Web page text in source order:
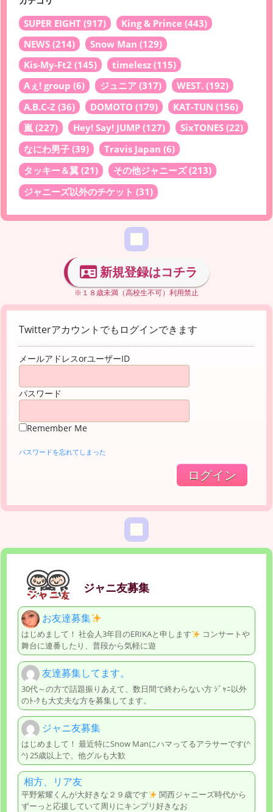
SUPER EIGHT (917) King & Prince (443)
NEWS (214) Snow Man (129)
Kis-My-Ft2 (145) timelesz (115)
Aぇ! group (6) ジュニア (317) WEST. (192)
A.B.C-Z (36) DOMOTO (179) KAT-TUN (156)
嵐 (227) Hey! Say! JUMP (127) SixTONES (22)
なにわ男子 (39) Travis Japan (6)
タッキー＆翼 (21) その他ジャニーズ(213)
ジャニーズ以外のチケット (31)
新規登録はコチラ
※１８歳未満（高校生不可）利用禁止
Twitterアカウントでもログインできます
メールアドレスorユーザーID
パスワード
Remember Me
パスワードを忘れてしまった
ジャニ友募集
お友達募集
はじめまして！ 社会人3年目のERIKAと申します
コンサートや
舞台に連番したり、普段から気軽に遊
友達募集してます。
30代～の方で話題振りあえて、数日間で終わらない方 ｼﾞｬﾆ以外
のﾄ-ｸも大丈夫な方を募集してます。
ジャニ友募集
はじめまして！ 最近特にSnow Manにハマってるアラサーです(^
^) 25歳以上で、他グルも大歓
相方、リア友
平野紫耀くんが大好きな２９歳です
関西ジャニーズ時代から
ずーっと応援していて周りにキンプリ好きなお